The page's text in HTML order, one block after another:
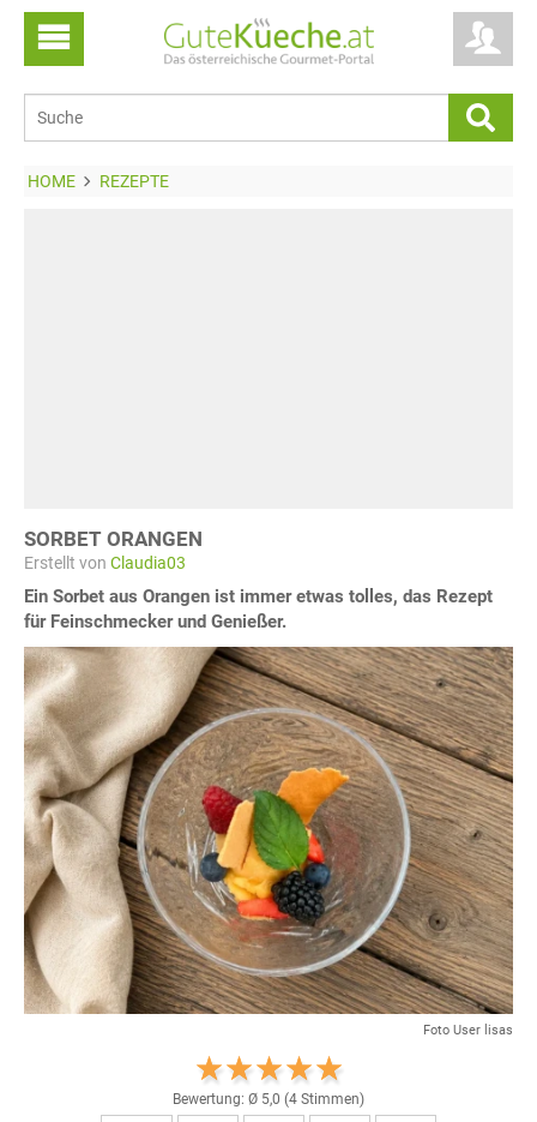
HOME REZEPTE
SORBET ORANGEN
Erstellt von Claudia03
Ein Sorbet aus Orangen ist immer etwas tolles, das Rezept
für Feinschmecker und Genießer.
Foto User lisas
Bewertung: Ø 5,0 (4 Stimmen)